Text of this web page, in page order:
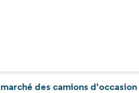
des camions